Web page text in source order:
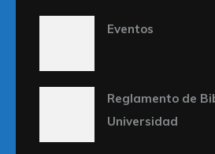
Eventos
Reglamento de
Universidad